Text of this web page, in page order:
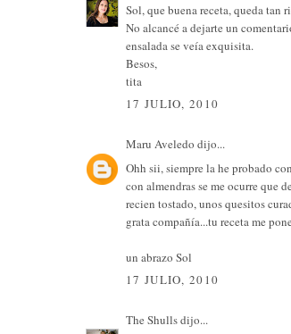
Sol, que buena receta, queda tan
No alcancé a dejarte un
ensalada se veía exquisita.
Besos,
tita
17 JULIO, 2010
Maru Aveledo dijo...
Ohh sii, siempre la he probado
con almendras se me ocurre que
recien tostado, unos quesitos
grata compañía...tu receta me
un abrazo Sol
17 JULIO, 2010
The Shullsdijo...